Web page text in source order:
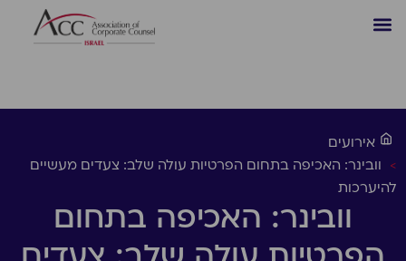
אירועים
> וובינר: האכיפה בתחום הפרטיות עולה שלב: צעדים מעשיים
להיערכות
וובינר: האכיפה בתחום